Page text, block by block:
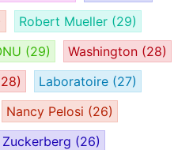
Robert Mueller (29)
(29) Washington (28)
Laboratoire (27)
Nancy Pelosi (26)
(26)